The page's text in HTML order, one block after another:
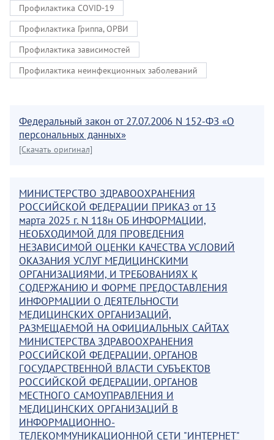
Профилактика COVID-19
Профилактика Гриппа, ОРВИ
Профилактика зависимостей
Профилактика неинфекционных заболеваний
Федеральный закон от 27.07.2006 N 152-ФЗ «О
персональных данных»
[Скачать оригинал]
МИНИСТЕРСТВО ЗДРАВООХРАНЕНИЯ
РОССИЙСКОЙ ФЕДЕРАЦИИ ПРИКАЗ от 13
марта 2025 г. N 118н ОБ ИНФОРМАЦИИ,
НЕОБХОДИМОЙ ДЛЯ ПРОВЕДЕНИЯ
НЕЗАВИСИМОЙ ОЦЕНКИ КАЧЕСТВА УСЛОВИЙ
ОКАЗАНИЯ УСЛУГ МЕДИЦИНСКИМИ
ОРГАНИЗАЦИЯМИ, И ТРЕБОВАНИЯХ К
СОДЕРЖАНИЮ И ФОРМЕ ПРЕДОСТАВЛЕНИЯ
ИНФОРМАЦИИ О ДЕЯТЕЛЬНОСТИ
МЕДИЦИНСКИХ ОРГАНИЗАЦИЙ,
РАЗМЕЩАЕМОЙ НА ОФИЦИАЛЬНЫХ САЙТАХ
МИНИСТЕРСТВА ЗДРАВООХРАНЕНИЯ
РОССИЙСКОЙ ФЕДЕРАЦИИ, ОРГАНОВ
ГОСУДАРСТВЕННОЙ ВЛАСТИ СУБЪЕКТОВ
РОССИЙСКОЙ ФЕДЕРАЦИИ, ОРГАНОВ
МЕСТНОГО САМОУПРАВЛЕНИЯ И
МЕДИЦИНСКИХ ОРГАНИЗАЦИЙ В
ИНФОРМАЦИОННО-
ТЕЛЕКОММУНИКАЦИОННОЙ СЕТИ "ИНТЕРНЕТ"